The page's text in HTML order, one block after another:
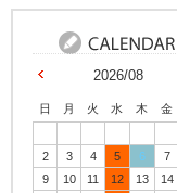
2026/08
日 月 火 水 木 金
2
3 4 5 6 7
9
10 11 12 13 14